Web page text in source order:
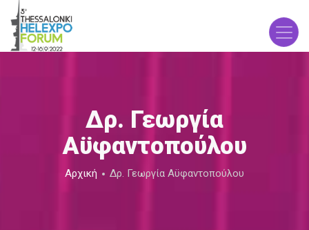
Παράκαμψη
προς
Δρ. Γεωργία
Αϋφαντοπούλου
Breadcrumb
Αρχική Δρ. Γεωργία Αϋφαντοπούλου